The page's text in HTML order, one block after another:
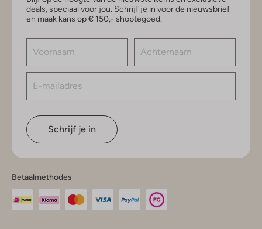
deals, speciaal voor jou. Schrijf je in voor de nieuwsbrief
en maak kans op € 150,- shoptegoed.
Schrijf je in
Betaalmethodes